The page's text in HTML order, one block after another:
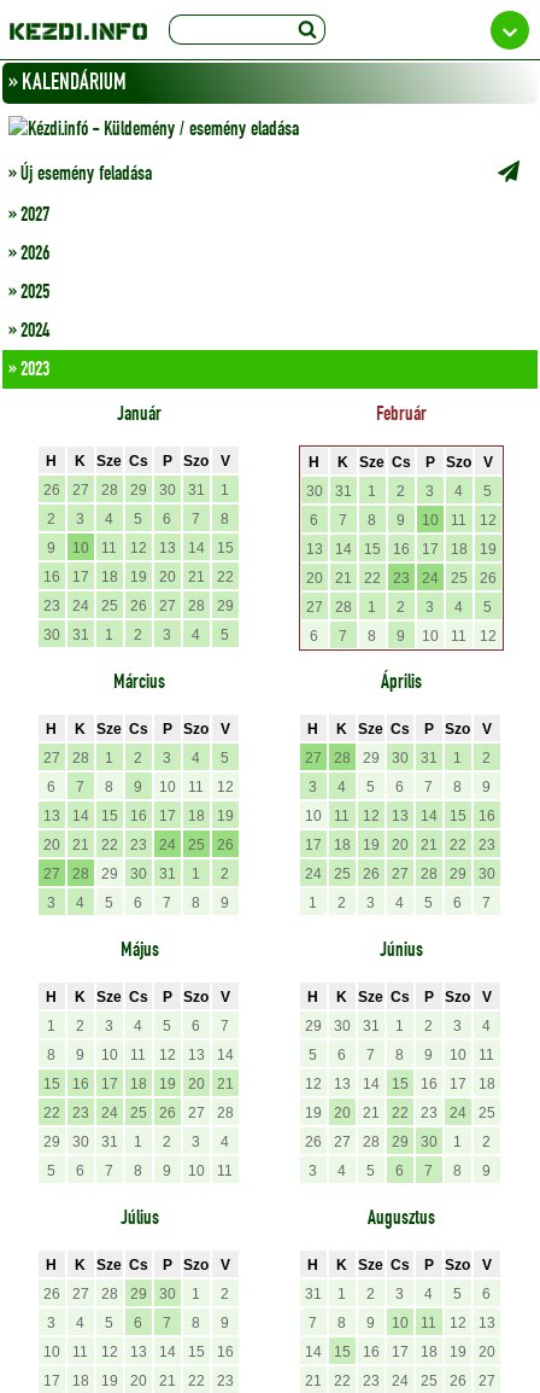
» KALENDÁRIUM
» Új esemény feladása
» 2027
» 2026
» 2025
» 2024
» 2023
Január
H K Sze Cs P Szo
V
26
27 28 29 30 31
1
2
3 4 5 6 7
8
9
10 11 12 13 14
15
16
17 18 19 20 21
22
23
24 25 26 27 28
29
30
31 1 2 3 4 5
Február
H K Sze Cs P Szo
V
30
31 1 2 3 4
5
6
7 8 9 10 11
12
13
14 15 16 17 18
19
20
21 22 23 24 25
26
27
28 1 2 3 4
5
6
7 8 9 10 11 12
Március
H K Sze Cs P Szo
V
27
28 1 2 3 4
5
6
7 8 9 10 11
12
13
14 15 16 17 18
19
20
21 22 23 24 25
26
27
28 29 30 31 1
2
3
4 5 6 7 8 9
Április
H K Sze Cs P Szo
V
27
28 29 30 31 1
2
3
4 5 6 7 8
9
10
11 12 13 14 15
16
17
18 19 20 21 22
23
24
25 26 27 28 29
30
1
2 3 4 5 6 7
Május
H K Sze Cs P Szo
V
1
2 3 4 5 6
7
8
9 10 11 12 13
14
15
16 17 18 19 20
21
22
23 24 25 26 27
28
29
30 31 1 2 3
4
5
6 7 8 9 10 11
Június
H K Sze Cs P Szo
V
29
30 31 1 2 3
4
5
6 7 8 9 10
11
12
13 14 15 16 17
18
19
20 21 22 23 24
25
26
27 28 29 30 1
2
3
4 5 6 7 8 9
Július
H K Sze Cs P Szo
V
26
27 28 29 30 1
2
3
4 5 6 7 8
9
10
11 12 13 14 15
16
17
18 19 20 21 22
23
Augusztus
H K Sze Cs P Szo
V
31
1 2 3 4 5
6
7
8 9 10 11 12
13
14
15 16 17 18 19
20
21
22 23 24 25 26
27